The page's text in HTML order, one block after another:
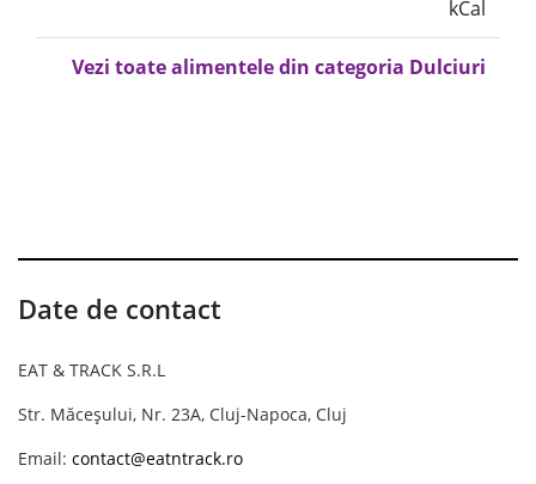
kCal
Vezi toate alimentele din categoria Dulciuri
Date de contact
EAT & TRACK S.R.L
Str. Măceșului, Nr. 23A, Cluj-Napoca, Cluj
Email: contact@eatntrack.ro